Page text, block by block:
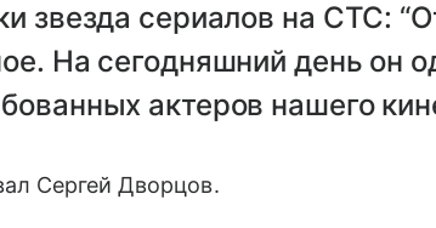
звезда сериалов на СТС:
На сегодняшний день он
актеров нашего
Сергей Дворцов.